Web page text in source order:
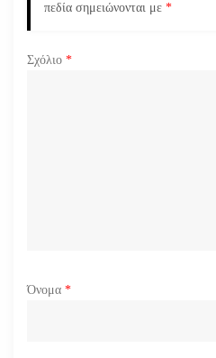
θ
πεδία σημειώνονται με *
Σχόλιο *
Όνομα *